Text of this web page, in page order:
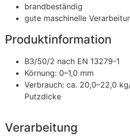
brandbeständig
gute maschinelle
Produktinformation
B3/50/2 nach EN 13279-1
Körnung: 0–1,0 mm
Verbrauch: ca. 20,0–22,0
Putzdicke
Verarbeitung